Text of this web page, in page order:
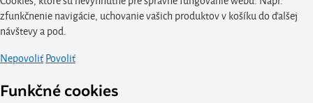
zfunkčnenie navigácie, uchovanie vašich produktov v košíku do ďalšej
návštevy a pod.
NepovoliťPovoliť
Funkčné cookies